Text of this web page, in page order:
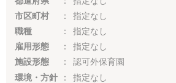
市区町村
指定なし
職種
指定なし
雇用形態
指定なし
施設形態
認可外保育園
環境・方針
指定なし